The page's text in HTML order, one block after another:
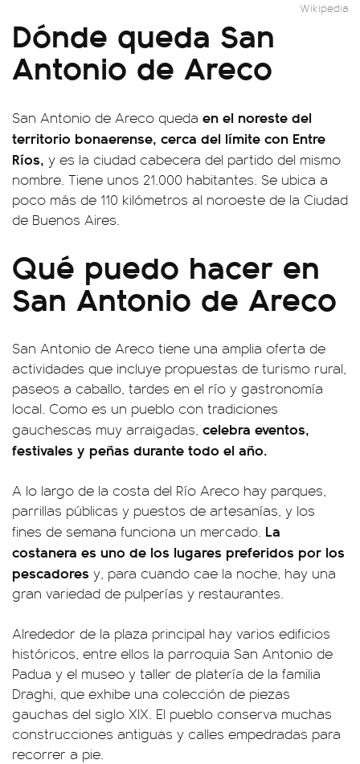
Wikipedia
Dónde queda San
Antonio de Areco
San Antonio de Areco queda en el noreste del
territorio bonaerense, cerca del límite con Entre
Ríos, y es la ciudad cabecera del partido del mismo
nombre. Tiene unos 21.000 habitantes. Se ubica a
poco más de 110 kilómetros al noroeste de la Ciudad
de Buenos Aires.
Qué puedo hacer en
San Antonio de Areco
San Antonio de Areco tiene una amplia oferta de
actividades que incluye propuestas de turismo rural,
paseos a caballo, tardes en el río y gastronomía
local. Como es un pueblo con tradiciones
gauchescas muy arraigadas, celebra eventos,
festivales y peñas durante todo el año.
A lo largo de la costa del Río Areco hay parques,
parrillas públicas y puestos de artesanías, y los
fines de semana funciona un mercado. La
costanera es uno de los lugares preferidos por los
pescadores y, para cuando cae la noche, hay una
gran variedad de pulperías y restaurantes.
Alrededor de la plaza principal hay varios edificios
históricos, entre ellos la parroquia San Antonio de
Padua y el museo y taller de platería de la familia
Draghi, que exhibe una colección de piezas
gauchas del siglo XIX. El pueblo conserva muchas
construcciones antiguas y calles empedradas para
recorrer a pie.